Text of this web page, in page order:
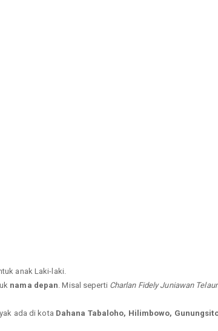
anak Laki-laki.
nama depan . Misal seperti Charlan Fidely Juniawan
ada di kota Dahana Tabaloho, Hilimbowo,